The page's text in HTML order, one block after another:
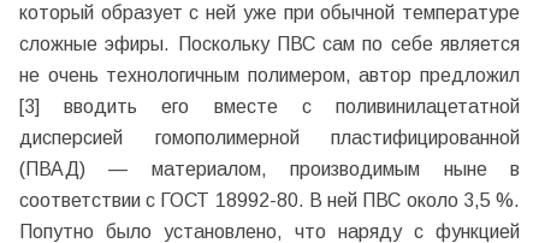
который образует с ней уже при обычной температуре
сложные эфиры. Поскольку ПВС сам по себе является
не очень технологичным полимером, автор предложил
[3] вводить его вместе с поливинилацетатной
дисперсией гомополимерной пластифицированной
(ПВАД) — материалом, производимым ныне в
соответствии с ГОСТ 18992-80. В ней ПВС около 3,5 %.
Попутно было установлено, что наряду с функцией